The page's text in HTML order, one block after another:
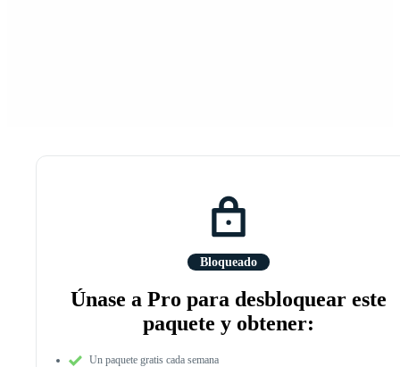
Bloqueado
Únase a Pro para desbloquear este
paquete y obtener:
Un paquete gratis cada semana